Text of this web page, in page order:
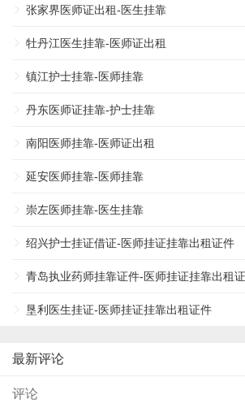
张家界医师证出租-医生挂靠
牡丹江医生挂靠-医师证出租
镇江护士挂靠-医师挂靠
丹东医师证挂靠-护士挂靠
南阳医师挂靠-医师证出租
延安医师挂靠-医师挂靠
崇左医师挂靠-医生挂靠
绍兴护士挂证借证-医师挂证挂靠出租证件
青岛执业药师挂靠证件-医师挂证挂靠出租
垦利医生挂证-医师挂证挂靠出租证件
最新评论